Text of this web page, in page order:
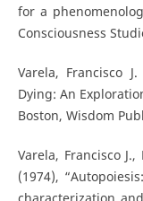
for a
Consciousness
Varela, Francisco
Dying: An
Boston, Wisdom
Varela, Francisco
(1974),